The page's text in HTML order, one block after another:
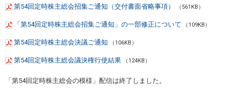
第54回定時株主総会招集ご通知（交付書面省略事項） （561KB）
「第54回定時株主総会招集ご通知」の一部修正について （109KB）
第54回定時株主総会決議ご通知 （106KB）
第54回定時株主総会議決権行使結果 （124KB）
「第54回定時株主総会の模様」配信は終了しました。